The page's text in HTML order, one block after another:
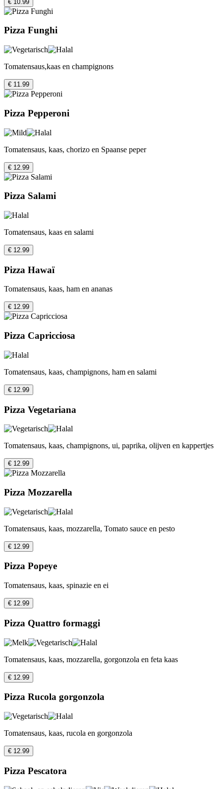
€ 10.99
Pizza Funghi
Tomatensaus,kaas en champignons
€ 11.99
Pizza Pepperoni
Tomatensaus, kaas, chorizo en Spaanse peper
€ 12.99
Pizza Salami
Tomatensaus, kaas en salami
€ 12.99
Pizza Hawaï
Tomatensaus, kaas, ham en ananas
€ 12.99
Pizza Capricciosa
Tomatensaus, kaas, champignons, ham en salami
€ 12.99
Pizza Vegetariana
Tomatensaus, kaas, champignons, ui, paprika, olijven en kappertjes
€ 12.99
Pizza Mozzarella
Tomatensaus, kaas, mozzarella, Tomato sauce en pesto
€ 12.99
Pizza Popeye
Tomatensaus, kaas, spinazie en ei
€ 12.99
Pizza Quattro formaggi
Tomatensaus, kaas, mozzarella, gorgonzola en feta kaas
€ 12.99
Pizza Rucola gorgonzola
Tomatensaus, kaas, rucola en gorgonzola
€ 12.99
Pizza Pescatora